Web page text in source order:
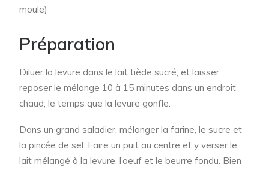
moule)
Préparation
Diluer la levure dans le lait tiède sucré, et laisser
reposer le mélange 10 à 15 minutes dans un endroit
chaud, le temps que la levure gonfle.
Dans un grand saladier, mélanger la farine, le sucre et
la pincée de sel. Faire un puit au centre et y verser le
lait mélangé à la levure, l’oeuf et le beurre fondu. Bien